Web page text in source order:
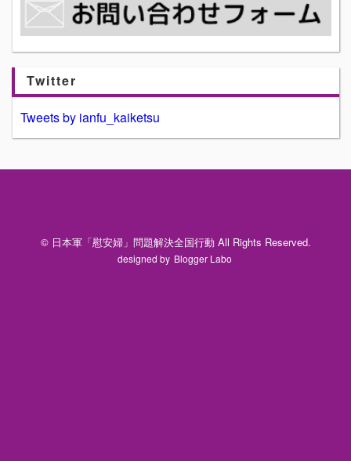
Twitter
Tweets by ianfu_kaiketsu
© 日本軍「慰安婦」問題解決全国行動 All Rights Reserved.
designed by Blogger Labo